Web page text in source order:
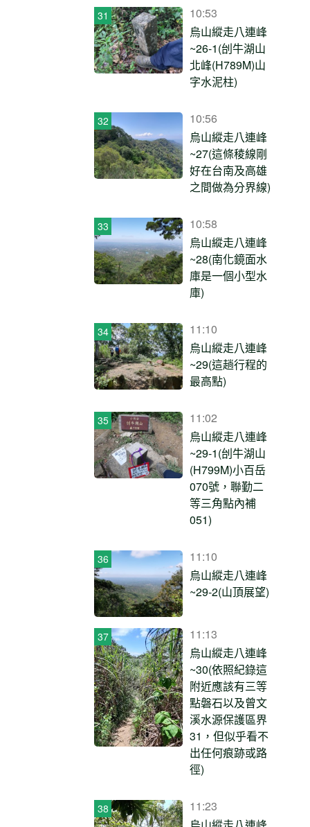
10:53
烏山縱走八連峰
~26-1(刣牛湖山
北峰(H789M)山
字水泥柱)
10:56
烏山縱走八連峰
~27(這條稜線剛
好在台南及高雄
之間做為分界線)
10:58
烏山縱走八連峰
~28(南化鏡面水
庫是一個小型水
庫)
11:10
烏山縱走八連峰
~29(這趟行程的
最高點)
11:02
烏山縱走八連峰
~29-1(刣牛湖山
(H799M)小百岳
070號，聯勤二
等三角點內補
051)
11:10
烏山縱走八連峰
~29-2(山頂展望)
11:13
烏山縱走八連峰
~30(依照紀錄這
附近應該有三等
點磐石以及曾文
溪水源保護區界
31，但似乎看不
出任何痕跡或路
徑)
11:23